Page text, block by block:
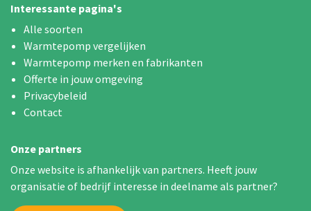
Interessante pagina's
Alle soorten
Warmtepomp vergelijken
Warmtepomp merken en fabrikanten
Offerte in jouw omgeving
Privacybeleid
Contact
Onze partners
Onze website is afhankelijk van partners. Heeft jouw
organisatie of bedrijf interesse in deelname als partner?